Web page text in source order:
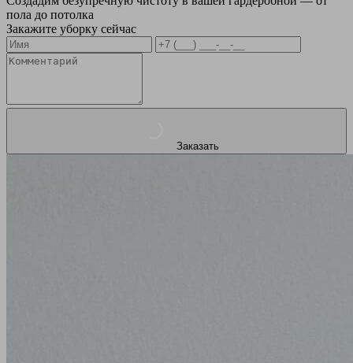
пола до потолка
Закажите уборку сейчас
Заказать